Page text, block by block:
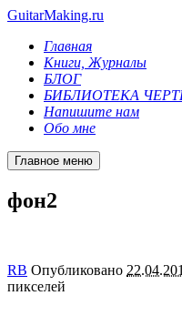
GuitarMaking.ru
Главная
Книги, Журналы
БЛОГ
БИБЛИОТЕКА
Напишите нам
Обо мне
Главное меню
фон2
RB Опубликовано
пикселей